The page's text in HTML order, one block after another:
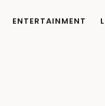
ENTERTAINMENT